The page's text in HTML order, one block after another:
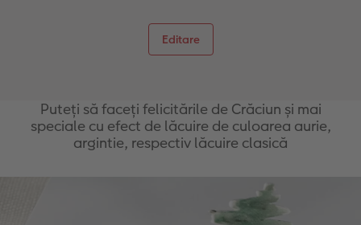
Editare
Puteți să faceți felicitările de Crăciun și mai
speciale cu efect de lăcuire de culoarea aurie,
argintie, respectiv lăcuire clasică